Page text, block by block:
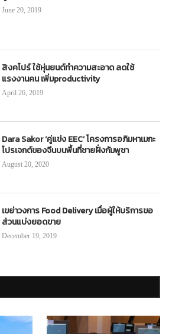
June 20, 2019
สิงคโปร์ ใช้หุ่นยนต์ทำความสะอาด ลดใช้
แรงงานคน เพิ่มproductivity
April 26, 2019
Dara Sakor ‘คู่แข่ง EEC’ โครงการอภิมหาเมกะ
โปรเจกต์ของจีนบนพื้นที่ชายฝั่งกัมพูชา
August 20, 2020
เขย่าวงการ Food Delivery เมื่อผู้ให้บริการขอ
ส่วนแบ่งยอดขาย
December 19, 2019